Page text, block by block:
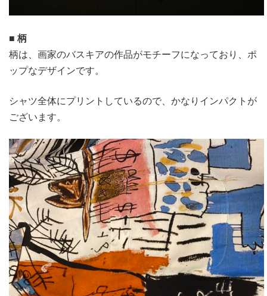
■ 柄
柄は、画家のバスキアの作品がモチーフになっており、ポ
ップなデザインです。
シャツ全体にプリントしているので、かなりインパクトが
ございます。